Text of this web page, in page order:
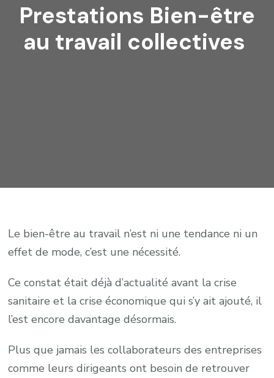
Prestations Bien-être
au travail collectives
Le bien-être au travail n’est ni une tendance ni un
effet de mode, c’est une nécessité.
Ce constat était déjà d’actualité avant la crise
sanitaire et la crise économique qui s’y ait ajouté, il
l’est encore davantage désormais.
Plus que jamais les collaborateurs des entreprises
comme leurs dirigeants ont besoin de retrouver